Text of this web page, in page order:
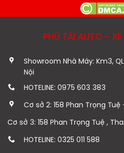
PHÚ TÀI AUTO -
Showroom Nhà Máy: Km3,
Nội
HOTELINE: 0975 603 383
Cơ sở 2: 158 Phan Trọng
Cơ sở 3: 158 Phan Trọng Tuệ ,
HOTELINE: 0325 011 588